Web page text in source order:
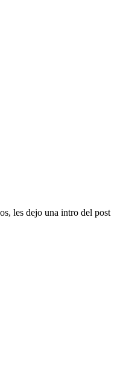
les dejo una intro del post